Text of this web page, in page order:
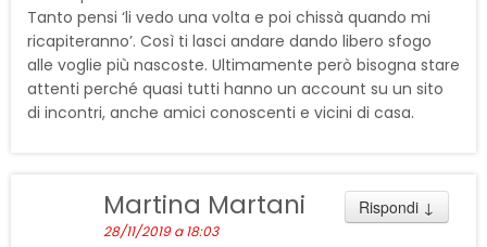
Tanto pensi ‘li vedo una volta e poi chissà quando mi
ricapiteranno’. Così ti lasci andare dando libero sfogo
alle voglie più nascoste. Ultimamente però bisogna stare
attenti perché quasi tutti hanno un account su un sito
di incontri, anche amici conoscenti e vicini di casa.
Rispondi ↓
Martina Martani
28/11/2019 a 18:03